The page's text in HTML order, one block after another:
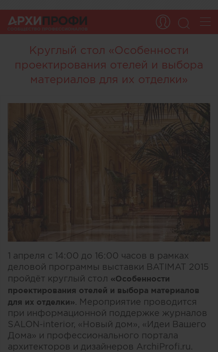
Круглый стол «Особенности
проектирования отелей и выбора
материалов для их отделки»
1 апреля c 14:00 до 16:00 часов в рамках
деловой программы выставки BATIMAT 2015
пройдёт круглый стол «Особенности
проектирования отелей и выбора материалов
для их отделки». Мероприятие проводится
при информационной поддержке журналов
SALON-interior, «Новый дом», «Идеи Вашего
Дома» и профессионального портала
архитекторов и дизайнеров ArchiProfi.ru.